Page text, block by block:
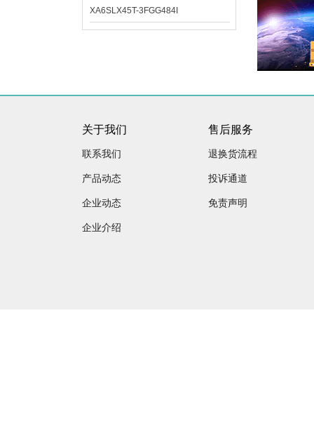
XA6SLX45T-3FGG484I
关于我们
联系我们
产品动态
企业动态
企业介绍
售后服务
退换货流程
投诉通道
免责声明